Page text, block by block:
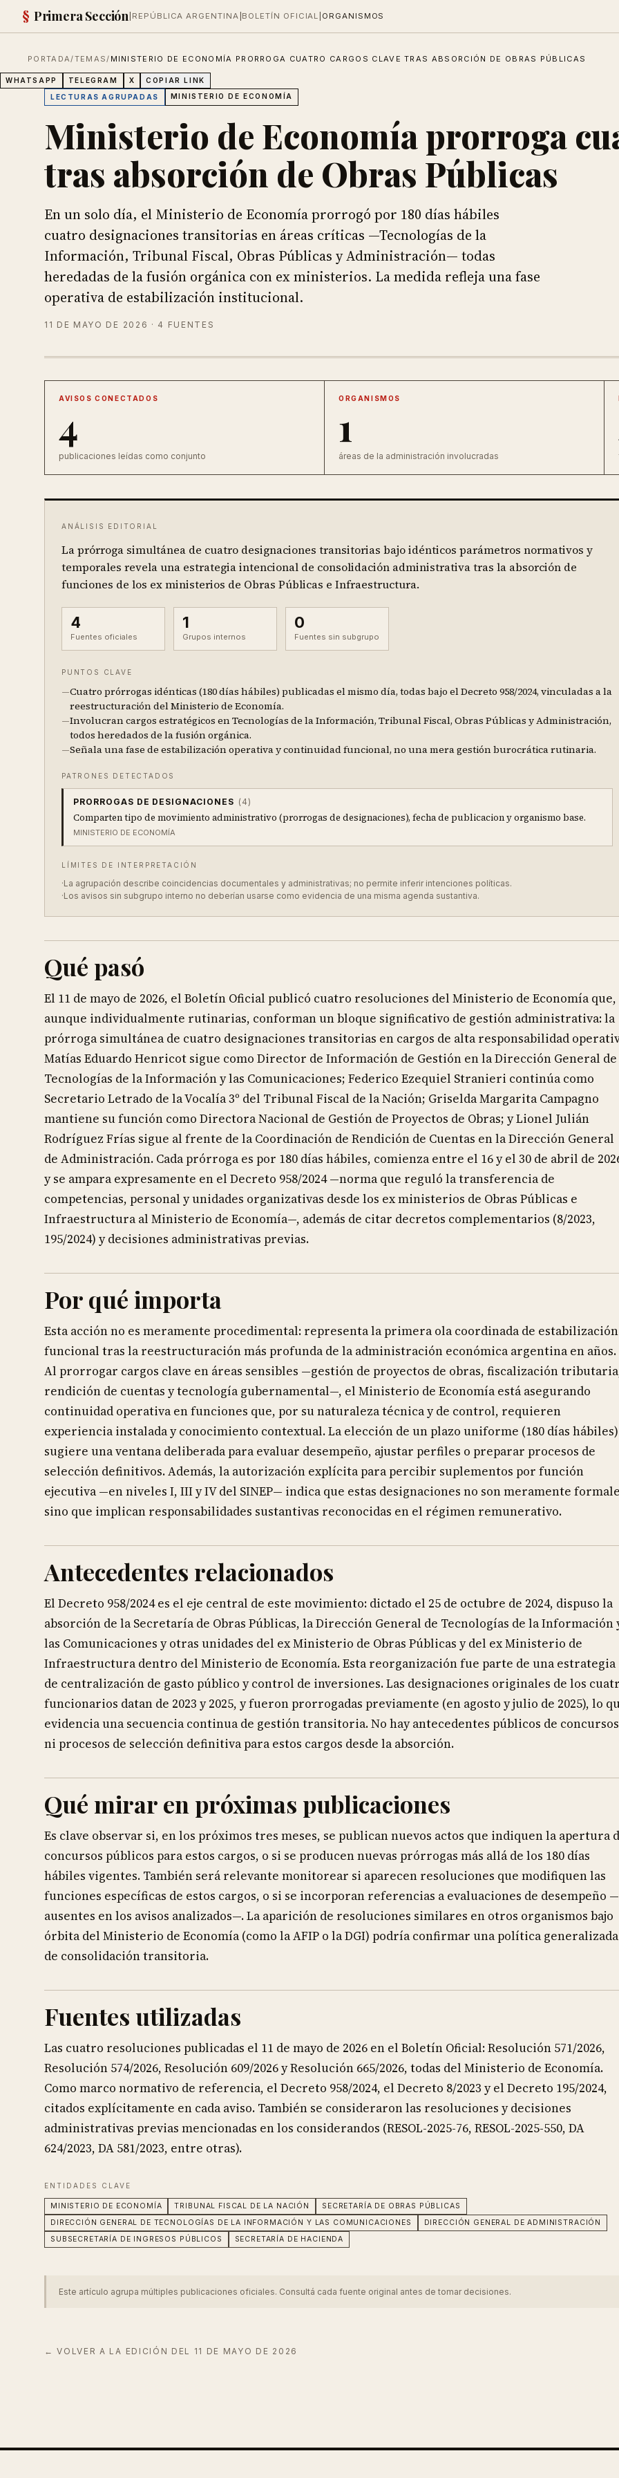
§ Primera Sección REPÚBLICA ARGENTINA BOLETÍN OFICIAL ORGANISMOS
PORTADA/TEMAS/ MINISTERIO DE ECONOMÍA PRORROGA CUATRO CARGOS CLAVE TRAS ABSORCIÓN DE OBRAS PÚBLICAS
WHATSAPP TELEGRAM X
COPIAR LINK
LECTURAS AGRUPADAS
MINISTERIO DE ECONOMÍA
Ministerio de Economía prorroga
tras absorción de Obras Públicas
En un solo día, el Ministerio de Economía prorrogó por 180 días hábiles
cuatro designaciones transitorias en áreas críticas —Tecnologías de la
Información, Tribunal Fiscal, Obras Públicas y Administración— todas
heredadas de la fusión orgánica con ex ministerios. La medida refleja una fase
operativa de estabilización institucional.
11 DE MAYO DE 2026 · 4 FUENTES
AVISOS CONECTADOS
4
publicaciones leídas como conjunto
ORGANISMOS
1
áreas de la administración involucradas
ANÁLISIS EDITORIAL
La prórroga simultánea de cuatro designaciones transitorias bajo idénticos parámetros normativos y
temporales revela una estrategia intencional de consolidación administrativa tras la absorción de
funciones de los ex ministerios de Obras Públicas e Infraestructura.
4
Fuentes oficiales
1
Grupos internos
0
Fuentes sin subgrupo
PUNTOS CLAVE
—Cuatro prórrogas idénticas (180 días hábiles) publicadas el mismo día, todas bajo el Decreto 958/2024, vinculadas a la
reestructuración del Ministerio de Economía.
—Involucran cargos estratégicos en Tecnologías de la Información, Tribunal Fiscal, Obras Públicas y Administración,
todos heredados de la fusión orgánica.
—Señala una fase de estabilización operativa y continuidad funcional, no una mera gestión burocrática rutinaria.
PATRONES DETECTADOS
PRORROGAS DE DESIGNACIONES ( 4)
Comparten tipo de movimiento administrativo (prorrogas de designaciones), fecha de publicacion y organismo base.
MINISTERIO DE ECONOMÍA
LÍMITES DE INTERPRETACIÓN
·La agrupación describe coincidencias documentales y administrativas; no permite inferir intenciones políticas.
·Los avisos sin subgrupo interno no deberían usarse como evidencia de una misma agenda sustantiva.
Qué pasó
El 11 de mayo de 2026, el Boletín Oficial publicó cuatro resoluciones del Ministerio de Economía que,
aunque individualmente rutinarias, conforman un bloque significativo de gestión administrativa: la
prórroga simultánea de cuatro designaciones transitorias en cargos de alta responsabilidad
Matías Eduardo Henricot sigue como Director de Información de Gestión en la Dirección General de
Tecnologías de la Información y las Comunicaciones; Federico Ezequiel Stranieri continúa como
Secretario Letrado de la Vocalía 3º del Tribunal Fiscal de la Nación; Griselda Margarita Campagno
mantiene su función como Directora Nacional de Gestión de Proyectos de Obras; y Lionel Julián
Rodríguez Frías sigue al frente de la Coordinación de Rendición de Cuentas en la Dirección General
de Administración. Cada prórroga es por 180 días hábiles, comienza entre el 16 y el 30 de abril de
y se ampara expresamente en el Decreto 958/2024 —norma que reguló la transferencia de
competencias, personal y unidades organizativas desde los ex ministerios de Obras Públicas e
Infraestructura al Ministerio de Economía—, además de citar decretos complementarios (8/2023,
195/2024) y decisiones administrativas previas.
Por qué importa
Esta acción no es meramente procedimental: representa la primera ola coordinada de estabilización
funcional tras la reestructuración más profunda de la administración económica argentina en años.
Al prorrogar cargos clave en áreas sensibles —gestión de proyectos de obras, fiscalización
rendición de cuentas y tecnología gubernamental—, el Ministerio de Economía está asegurando
continuidad operativa en funciones que, por su naturaleza técnica y de control, requieren
experiencia instalada y conocimiento contextual. La elección de un plazo uniforme (180 días hábiles)
sugiere una ventana deliberada para evaluar desempeño, ajustar perfiles o preparar procesos de
selección definitivos. Además, la autorización explícita para percibir suplementos por función
ejecutiva —en niveles I, III y IV del SINEP— indica que estas designaciones no son meramente
sino que implican responsabilidades sustantivas reconocidas en el régimen remunerativo.
Antecedentes relacionados
El Decreto 958/2024 es el eje central de este movimiento: dictado el 25 de octubre de 2024, dispuso la
absorción de la Secretaría de Obras Públicas, la Dirección General de Tecnologías de la Información
las Comunicaciones y otras unidades del ex Ministerio de Obras Públicas y del ex Ministerio de
Infraestructura dentro del Ministerio de Economía. Esta reorganización fue parte de una estrategia
de centralización de gasto público y control de inversiones. Las designaciones originales de los
funcionarios datan de 2023 y 2025, y fueron prorrogadas previamente (en agosto y julio de 2025), lo
evidencia una secuencia continua de gestión transitoria. No hay antecedentes públicos de concursos
ni procesos de selección definitiva para estos cargos desde la absorción.
Qué mirar en próximas publicaciones
Es clave observar si, en los próximos tres meses, se publican nuevos actos que indiquen la apertura
concursos públicos para estos cargos, o si se producen nuevas prórrogas más allá de los 180 días
hábiles vigentes. También será relevante monitorear si aparecen resoluciones que modifiquen las
funciones específicas de estos cargos, o si se incorporan referencias a evaluaciones de desempeño —
ausentes en los avisos analizados—. La aparición de resoluciones similares en otros organismos bajo
órbita del Ministerio de Economía (como la AFIP o la DGI) podría confirmar una política generalizada
de consolidación transitoria.
Fuentes utilizadas
Las cuatro resoluciones publicadas el 11 de mayo de 2026 en el Boletín Oficial: Resolución 571/2026,
Resolución 574/2026, Resolución 609/2026 y Resolución 665/2026, todas del Ministerio de Economía.
Como marco normativo de referencia, el Decreto 958/2024, el Decreto 8/2023 y el Decreto 195/2024,
citados explícitamente en cada aviso. También se consideraron las resoluciones y decisiones
administrativas previas mencionadas en los considerandos (RESOL-2025-76, RESOL-2025-550, DA
624/2023, DA 581/2023, entre otras).
ENTIDADES CLAVE
MINISTERIO DE ECONOMÍA TRIBUNAL FISCAL DE LA NACIÓN
SECRETARÍA DE OBRAS PÚBLICAS
DIRECCIÓN GENERAL DE TECNOLOGÍAS DE LA INFORMACIÓN Y LAS COMUNICACIONES
DIRECCIÓN GENERAL DE ADMINISTRACIÓN
SUBSECRETARÍA DE INGRESOS PÚBLICOS
SECRETARÍA DE HACIENDA
Este artículo agrupa múltiples publicaciones oficiales. Consultá cada fuente original antes de tomar decisiones.
← VOLVER A LA EDICIÓN DEL 11 DE MAYO DE 2026